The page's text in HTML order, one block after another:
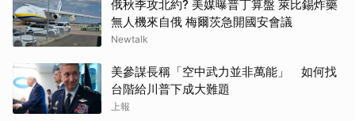
俄秋季攻北約? 美媒曝普丁算盤 萊比錫炸藥
無人機來自俄 梅爾茨急開國安會議
Newtalk
美參謀長稱「空中武力並非萬能」 如何找
台階給川普下成大難題
上報